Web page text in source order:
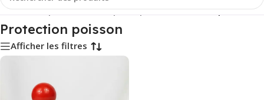
Accueil/Carpe/No kill/Réception/pesée/Protection poisson
Protection poisson
Afficher les filtres